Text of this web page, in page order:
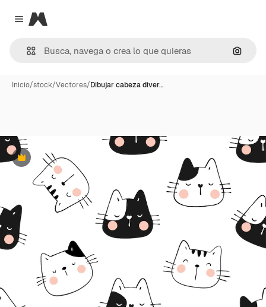
Close menu
Magnific
Inicio/stock/Vectores/Dibujar cabeza diver…
Premium